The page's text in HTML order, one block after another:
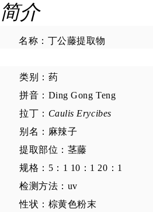
简介
名称：丁公藤提取物
类别：药
拼音：Ding Gong Teng
拉丁： Caulis Erycibes
别名：麻辣子
提取部位：茎藤
规格：5：1 10：1 20：1
检测方法：uv
性状：棕黄色粉末